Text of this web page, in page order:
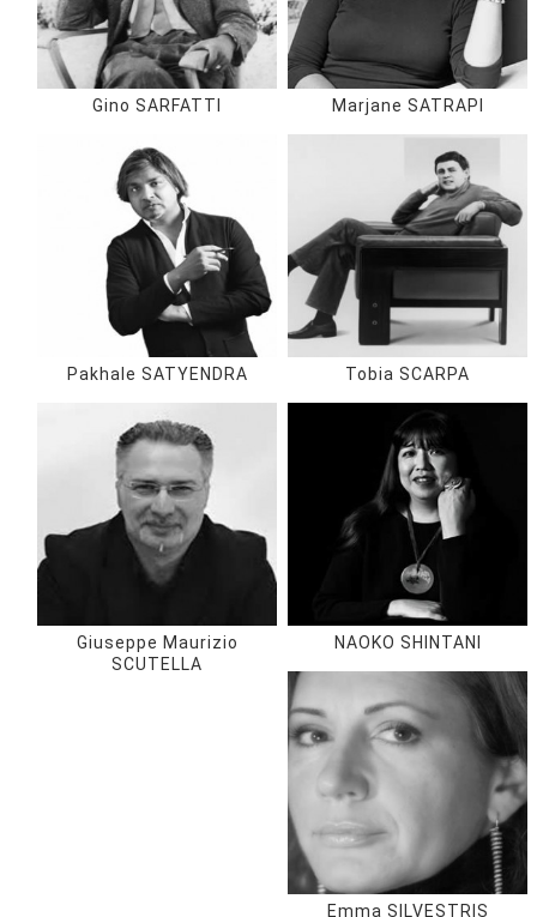
Gino SARFATTI Marjane SATRAPI
Pakhale SATYENDRA Tobia SCARPA
Giuseppe Maurizio
SCUTELLA
NAOKO SHINTANI
Emma SILVESTRIS